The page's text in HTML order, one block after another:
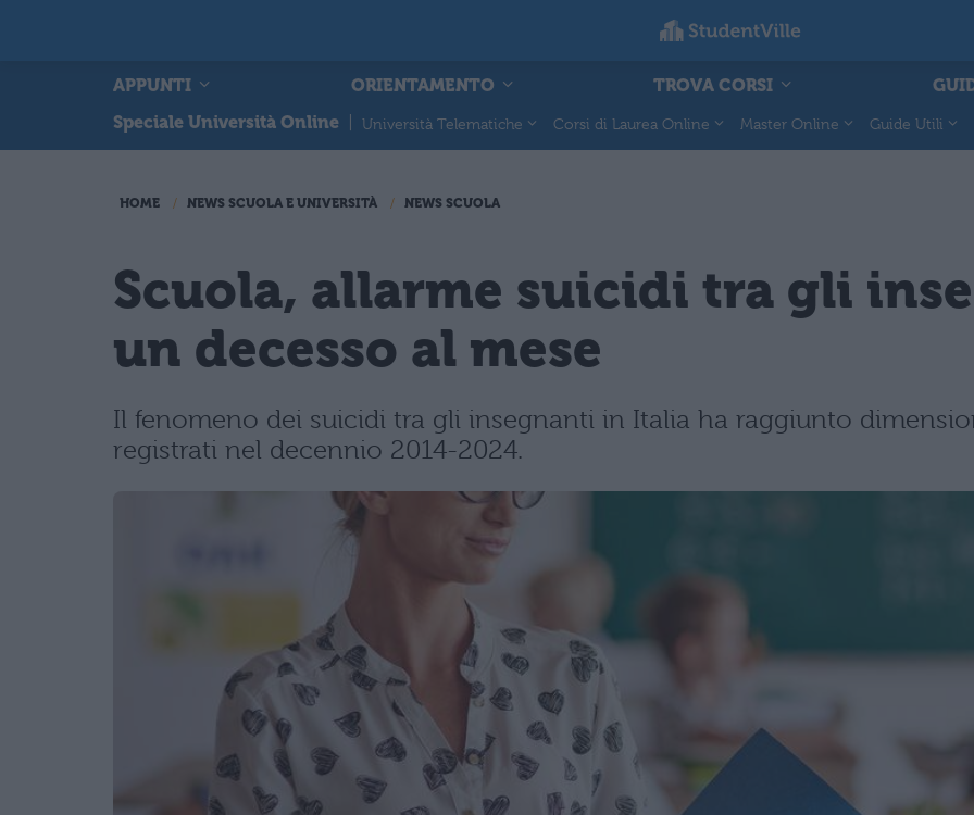
APPUNTI ORIENTAMENTO TROVA CORSI
Speciale Università Online
Università Telematiche Corsi di Laurea Online Master Online Guide Utili
HOME NEWS SCUOLA E UNIVERSITÀ NEWS SCUOLA
Scuola, allarme suicidi tra gli
un decesso al mese
Il fenomeno dei suicidi tra gli insegnanti in Italia ha raggiunto
registrati nel decennio 2014-2024.